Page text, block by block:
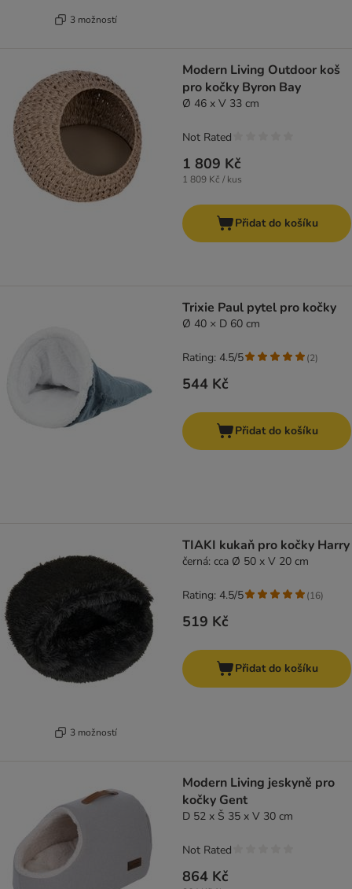
3 možností
Modern Living Outdoor koš
pro kočky Byron Bay
Ø 46 x V 33 cm
1 809 Kč
1 809 Kč / kus
Not Rated
Přidat do košíku
Trixie Paul pytel pro kočky
Ø 40 × D 60 cm
544 Kč
Rating: 4.5/5 (2)
Přidat do košíku
3 možností
TIAKI kukaň pro kočky Harry
černá: cca Ø 50 x V 20 cm
519 Kč
Rating: 4.5/5 (16)
Přidat do košíku
Modern Living jeskyně pro
kočky Gent
D 52 x Š 35 x V 30 cm
864 Kč
Not Rated